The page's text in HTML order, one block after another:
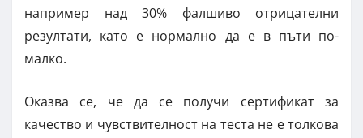
например над 30% фалшиво отрицателни
резултати, като е нормално да е в пъти по-
малко.
Оказва се, че да се получи сертификат за
качество и чувствителност на теста не е толкова